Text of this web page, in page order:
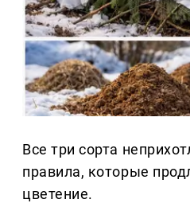
Все три сорта
правила, которые
цветение.